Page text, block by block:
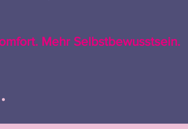
Mehr Selbstbewusstsein.